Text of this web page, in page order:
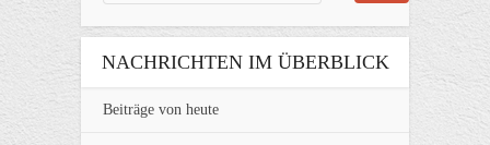
NACHRICHTEN IM ÜBERBLICK
Beiträge von heute